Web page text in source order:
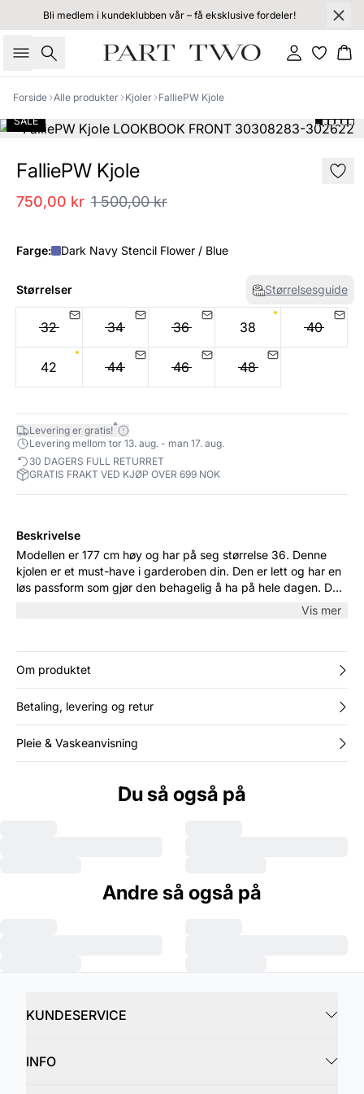
Bli medlem i kundeklubben vår – få eksklusive fordeler!
Søk Logg inn
Forside Alle produkter Kjoler
FalliePW Kjole
SALE
FalliePW Kjole
750,00 kr 1 500,00 kr
Farge: Dark Navy Stencil Flower / Blue
Størrelser Størrelsesguide
32 34 36 38 40
42 44 46 48
Levering er gratis!*
Levering mellom tor 13. aug. - man 17. aug.
30 DAGERS FULL RETURRET
GRATIS FRAKT VED KJØP OVER 699 NOK
Beskrivelse
Modellen er 177 cm høy og har på seg størrelse 36. Denne
kjolen er et must-have i garderoben din. Den er lett og har en
løs passform som gjør den behagelig å ha på hele dagen. De
Vis mer
Om produktet
Betaling, levering og retur
Pleie & Vaskeanvisning
Du så også på
Andre så også på
KUNDESERVICE
INFO